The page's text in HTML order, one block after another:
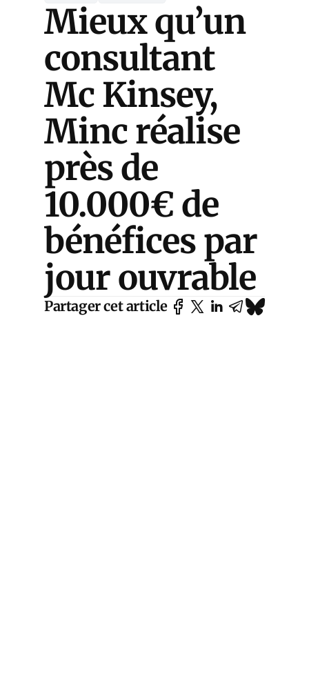
Mieux qu’un
consultant
Mc Kinsey,
Minc réalise
près de
10.000€ de
bénéfices par
jour ouvrable
Partager cet article